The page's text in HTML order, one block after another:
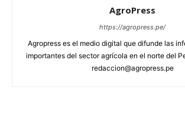
AgroPress
https://agropress.pe/
Agropress es el medio digital que difunde las
importantes del sector agrícola en el norte del
redaccion@agropress.pe